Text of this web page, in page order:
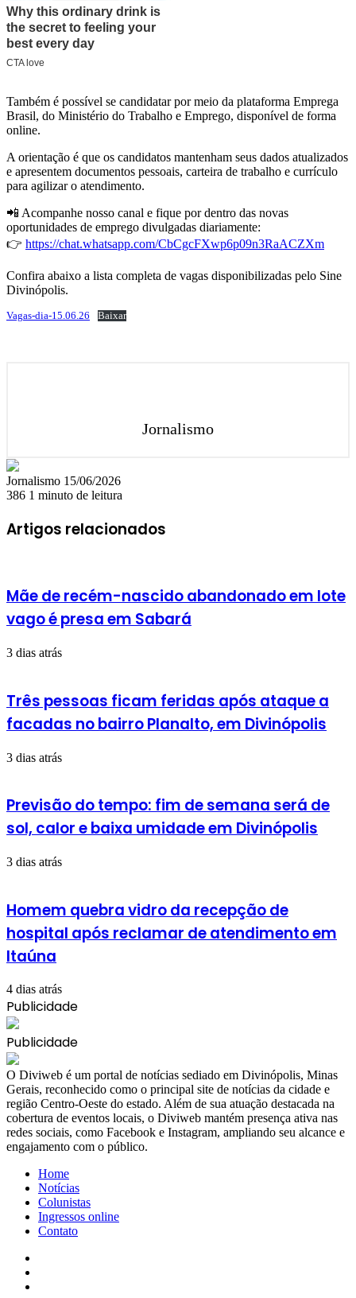
Também é possível se candidatar por meio da plataforma Emprega
Brasil, do Ministério do Trabalho e Emprego, disponível de forma
online.
A orientação é que os candidatos mantenham seus dados atualizados
e apresentem documentos pessoais, carteira de trabalho e currículo
para agilizar o atendimento.
📲 Acompanhe nosso canal e fique por dentro das novas
oportunidades de emprego divulgadas diariamente:
👉 https://chat.whatsapp.com/CbCgcFXwp6p09n3RaACZXm
Confira abaixo a lista completa de vagas disponibilizadas pelo Sine
Divinópolis.
Vagas-dia-15.06.26 Baixar
Jornalismo
Jornalismo Mande
um
mail
15/06/2026
386 1 minuto de leitura
Artigos relacionados
Mãe de recém-nascido abandonado em lote
vago é presa em Sabará
3 dias atrás
Três pessoas ficam feridas após ataque a
facadas no bairro Planalto, em Divinópolis
3 dias atrás
Previsão do tempo: fim de semana será de
sol, calor e baixa umidade em Divinópolis
3 dias atrás
Homem quebra vidro da recepção de
hospital após reclamar de atendimento em
Itaúna
4 dias atrás
Publicidade
Publicidade
​O Diviweb é um portal de notícias sediado em Divinópolis, Minas
Gerais, reconhecido como o principal site de notícias da cidade e
região Centro-Oeste do estado. Além de sua atuação destacada na
cobertura de eventos locais, o Diviweb mantém presença ativa nas
redes sociais, como Facebook e Instagram, ampliando seu alcance e
engajamento com o público.
Home
Notícias
Colunistas
Ingressos online
Contato